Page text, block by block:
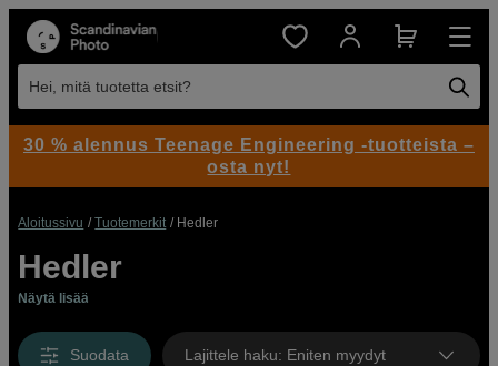
Hei, mitä tuotetta etsit?
Aloitussivu Tuotemerkit Hedler
Hedler
Näytä lisää
Suodata Lajittele haku: Eniten myydyt
30 % alennus Teenage Engineering -tuotteista –
osta nyt!